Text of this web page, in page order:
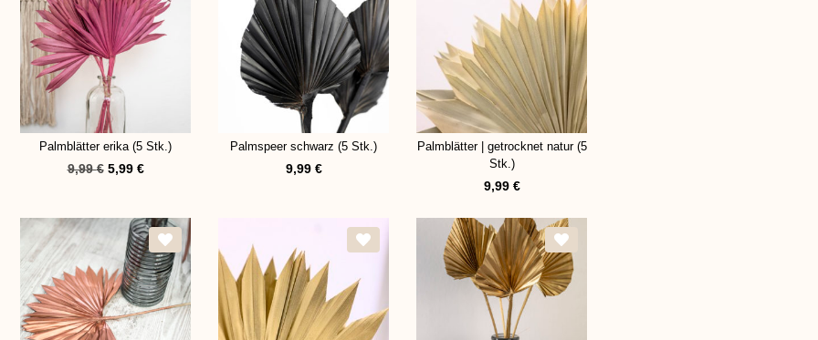
Palmblätter erika (5 Stk.)
9,99€ 5,99 €
Palmspeer schwarz (5 Stk.)
9,99 €
Palmblätter | getrocknet natur (5
Stk.)
9,99 €